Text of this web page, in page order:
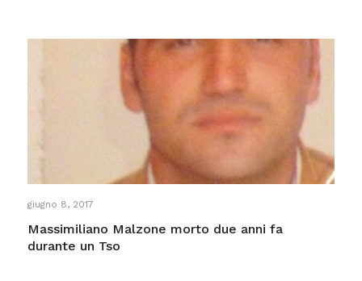
giugno 8, 2017
Massimiliano Malzone morto due anni fa
durante un Tso